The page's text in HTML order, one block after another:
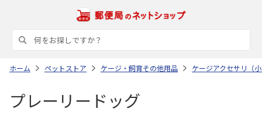
ホーム ペットストア ケージ・飼育その他用品 ケージアクセサリ（
プレーリードッグ